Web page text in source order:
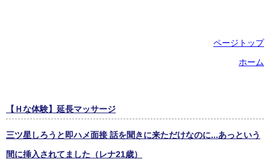
ページトップ
ホーム
【Ｈな体験】延長マッサージ
三ツ星しろうと即ハメ面接 話を聞きに来ただけなのに...あっという
間に挿入されてました（レナ21歳）